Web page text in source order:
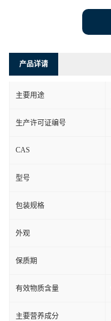
产品详请
主要用途
生产许可证编号
CAS
型号
包装规格
外观
保质期
有效物质含量
主要营养成分